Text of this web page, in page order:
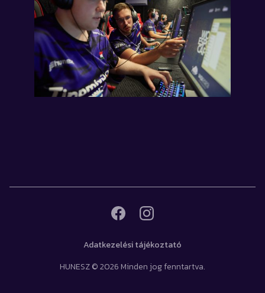
HUNESZ © 2026 Minden jog fenntartva.
Adatkezelési tájékoztató